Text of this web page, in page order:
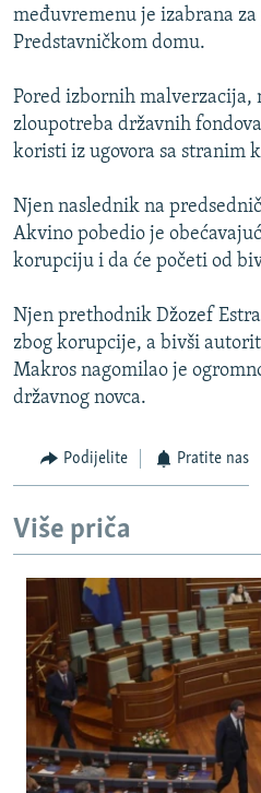
TRI DECENIJE OD RATA U BIH
NASTANAK I RASPAD JUGOSLAVIJE
međuvremenu je izabrana
Predstavničkom domu.
Pored izbornih malverzacija,
zloupotreba državnih
koristi iz ugovora sa stranim
Njen naslednik na
Akvino pobedio je
korupciju i da će početi od
Njen prethodnik Džozef
zbog korupcije, a bivši
Makros nagomilao je
državnog novca.
Podijelite Pratite nas
Više priča